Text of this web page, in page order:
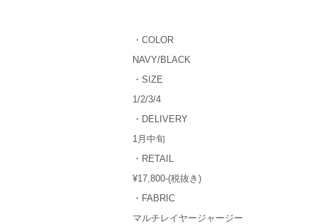
・COLOR
NAVY/BLACK
・SIZE
1/2/3/4
・DELIVERY
1月中旬
・RETAIL
¥17,800-(税抜き)
・FABRIC
マルチレイヤージャージー